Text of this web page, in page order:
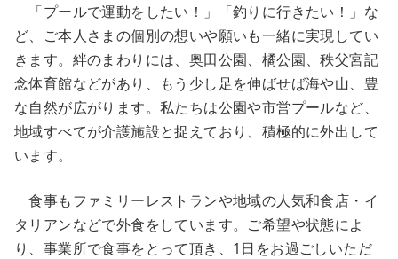
「プールで運動をしたい！」「釣りに行きたい！」な
ど、ご本人さまの個別の想いや願いも一緒に実現してい
きます。絆のまわりには、奥田公園、橘公園、秩父宮記
念体育館などがあり、もう少し足を伸ばせば海や山、豊
な自然が広がります。私たちは公園や市営プールなど、
地域すべてが介護施設と捉えており、積極的に外出して
います。
食事もファミリーレストランや地域の人気和食店・イ
タリアンなどで外食をしています。ご希望や状態によ
り、事業所で食事をとって頂き、1日をお過ごしいただ